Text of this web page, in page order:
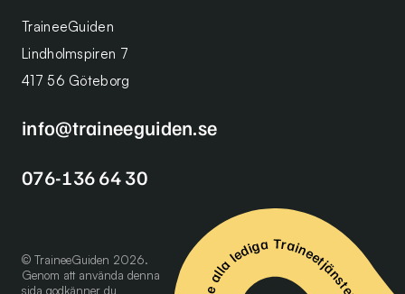
TraineeGuiden
Lindholmspiren 7
417 56 Göteborg
info@traineeguiden.se
076-136 64 30
© TraineeGuiden 2026.
Genom att använda denna
sida godkänner du
Se alla lediga Traineetjänster